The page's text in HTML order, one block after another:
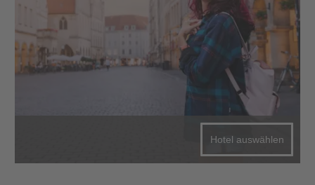
Hotel auswählen